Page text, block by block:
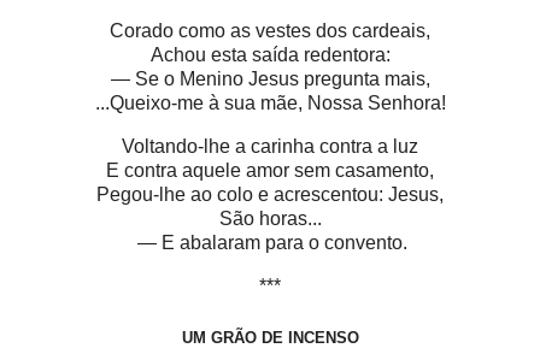
Corado como as vestes dos cardeais,
Achou esta saída redentora:
— Se o Menino Jesus pregunta mais,
...Queixo-me à sua mãe, Nossa Senhora!
Voltando-lhe a carinha contra a luz
E contra aquele amor sem casamento,
Pegou-lhe ao colo e acrescentou: Jesus,
São horas...
— E abalaram para o convento.
***
UM GRÃO DE INCENSO